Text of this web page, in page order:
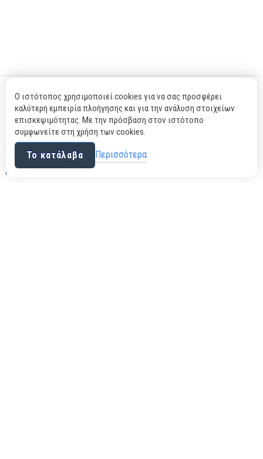
ΣΧΕΤΙΚΆ
ΌΡΟΙ ΧΡΉΣΗΣ
ΠΡΟΣΩΠΙΚΆ ΔΕΔΟΜΈΝΑ
ΗΘΙΚΈΣ ΔΕΣΜΕΎΣΕΙΣ - ΚΏΔΙΚΑΣ ΤΙΜΉΣ
Ο ιστότοπος χρησιμοποιεί cookies για να σας προσφέρει
καλύτερη εμπειρία πλοήγησης και για την ανάλυση στοιχείων
επισκεψιμότητας. Με την πρόσβαση στον ιστότοπο
συμφωνείτε στη χρήση των cookies.
Το κατάλαβα Περισσότερα